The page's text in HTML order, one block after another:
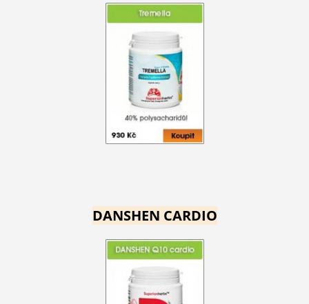
DANSHEN CARDIO